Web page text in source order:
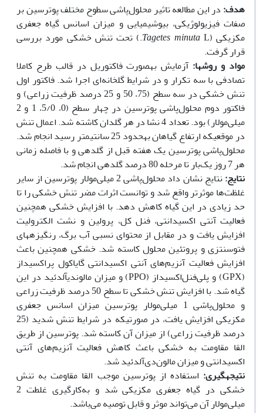
هدف: در این مطالعه تاثیر محلول‌پاشی سطوح مختلف پوترسین بر
صفات فیزیولوژیکی، بیوشیمیایی و میزان اسانس گیاه جعفری
مکزیکی ( Tagetes minutaL.) تحت تنش خشکی مورد بررسی
قرار گرفت.
مواد و روش‏ها: آزمایش به­صورت فاکتوریل در قالب طرح کاملا
تصادفی با سه تکرار و در شرایط گل‏خانه‌ای اجرا شد. فاکتور اول
تنش خشکی در سه سطح (75، 50 و 25 درصد ظرفیت زراعی) و
فاکتور دوم محلول‌پاشی پوترسین در چهار سطح (0، 5/0، 1 و 2
میلی‌مولار) بود. تعداد 4 نشا در هر گلدان کاشته شد. اعمال تنش
در موقعی­که ارتفاع گیاهان به‏حدود 25 سانتی­متر رسید انجام شد.
محلول‌پاشی پوترسین یک هفته قبل از گلدهی و با‌ فاصله زمانی
هر 7 روز یک‌بار تا مرحله 80 درصد گل‏دهی ‌انجام شد.
نتایج:
نتایج نشان داد محلول‌پاشی 2 میلی‌مولار پوترسین از سایر
غلظت‌ها موثرتر واقع شد و توانست اثرات مضر تنش خشکی را تا
حد زیادی در این گیاه کاهش دهد. با افزایش خشکی هم‏چنین
فعالیت آنتی ‎‏اکسیدانتی، فنل کل، پرولین و نشت الکترولیت
افزایش یافت و در مقابل از محتوای نسبی آب برگ، رنگیزه‏های
فتوسنتزی و پروتئین محلول کاسته شد. خشکی هم‏چنین باعث
افزایش فعالیت آنزیم‌های آنتی ‌اکسیدانتی گایاکول پراکسیداز
(GPX) و پلی‌فنل‌اکسیداز (PPO) و میزان مالون­دی‏آلدئید در این
گیاه شد. با افزایش تنش خشکی تا سطح 50 درصد ظرفیت زراعی
و محلول‌پاشی 1 میلی‌مولار پوترسین میزان اسانس جعفری
مکزیکی افزایش یافت، در صورتی‏که در شرایط تنش شدید (25
درصد ظرفیت زراعی) از میزان آن کاسته شد. پوترسین از طریق
القا مقاومت به خشکی باعث کاهش فعالیت آنزیم‌های آنتی
‌اکسیدانتی و میزان مالون‌دی‌آلدئید شد.
نتیجه‏گیری: استفاده از پوترسین موجب القا مقاومت به تنش
خشکی در گیاه جعفری مکزیکی شد و به‌کارگیری غلطت 2
میلی‌مولار آن می‌تواند موثر و قابل توصیه می‌باشد.